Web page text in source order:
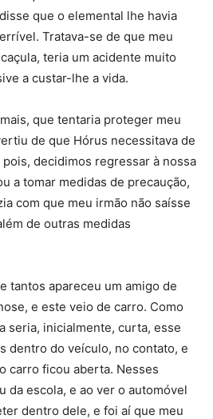
que o elemental lhe havia
Tratava-se de que meu
teria um acidente muito
a custar-lhe a vida.
que tentaria proteger meu
de que Hórus necessitava de
decidimos regressar à nossa
a tomar medidas de precaução,
com que meu irmão não saísse
de outras medidas
tantos apareceu um amigo de
e este veio de carro. Como
seria, inicialmente, curta, esse
dentro do veículo, no contato, e
carro ficou aberta. Nesses
da escola, e ao ver o automóvel
dentro dele, e foi aí que meu